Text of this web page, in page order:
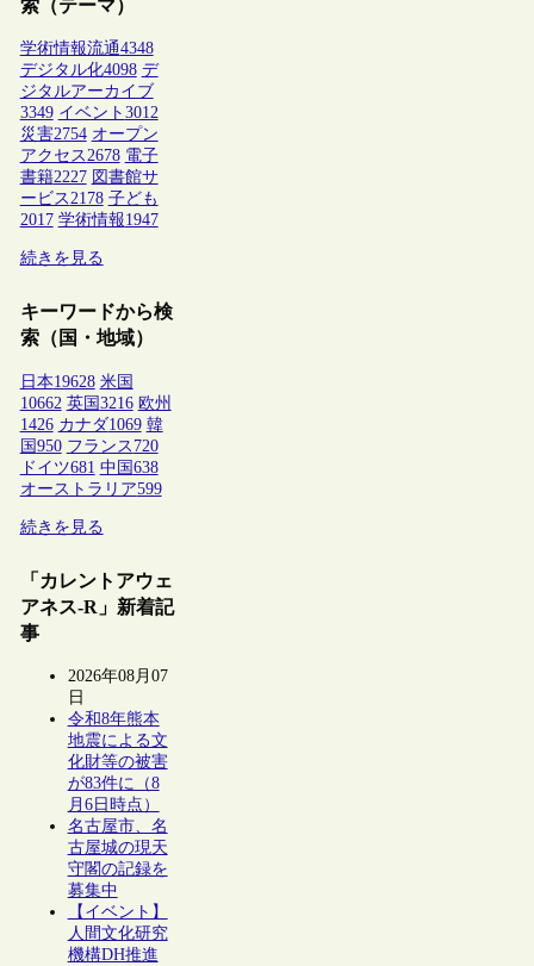
索（テーマ）
学術情報流通4348
デジタル化4098 デ
ジタルアーカイブ
3349 イベント 3012
災害2754 オープン
アクセス2678 電子
書籍2227 図書館サ
ービス2178 子ども
2017 学術情報1947
続きを見る
キーワードから検
索（国・地域）
日本19628 米国
10662 英国3216 欧州
1426 カナダ1069 韓
国950 フランス 720
ドイツ681 中国638
オーストラリア599
続きを見る
「カレントアウェ
アネス-R」新着記
事
2026年08月07
日
令和8年熊本
地震による文
化財等の被害
が83件に（8
月6日時点）
名古屋市、名
古屋城の現天
守閣の記録を
募集中
【イベント】
人間文化研究
機構DH推進